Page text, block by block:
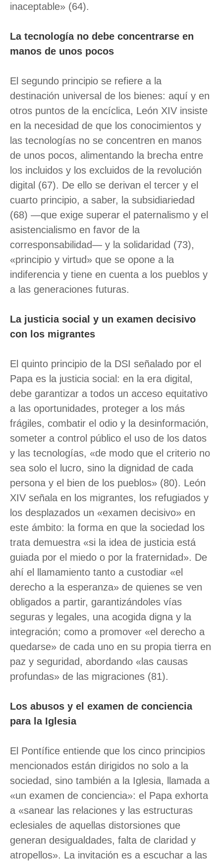
inaceptable» (64).
La tecnología no debe concentrarse en
manos de unos pocos
El segundo principio se refiere a la
destinación universal de los bienes: aquí y en
otros puntos de la encíclica, León XIV insiste
en la necesidad de que los conocimientos y
las tecnologías no se concentren en manos
de unos pocos, alimentando la brecha entre
los incluidos y los excluidos de la revolución
digital (67). De ello se derivan el tercer y el
cuarto principio, a saber, la subsidiariedad
(68) —que exige superar el paternalismo y el
asistencialismo en favor de la
corresponsabilidad— y la solidaridad (73),
«principio y virtud» que se opone a la
indiferencia y tiene en cuenta a los pueblos y
a las generaciones futuras.
La justicia social y un examen decisivo
con los migrantes
El quinto principio de la DSI señalado por el
Papa es la justicia social: en la era digital,
debe garantizar a todos un acceso equitativo
a las oportunidades, proteger a los más
frágiles, combatir el odio y la desinformación,
someter a control público el uso de los datos
y las tecnologías, «de modo que el criterio no
sea solo el lucro, sino la dignidad de cada
persona y el bien de los pueblos» (80). León
XIV señala en los migrantes, los refugiados y
los desplazados un «examen decisivo» en
este ámbito: la forma en que la sociedad los
trata demuestra «si la idea de justicia está
guiada por el miedo o por la fraternidad». De
ahí el llamamiento tanto a custodiar «el
derecho a la esperanza» de quienes se ven
obligados a partir, garantizándoles vías
seguras y legales, una acogida digna y la
integración; como a promover «el derecho a
quedarse» de cada uno en su propia tierra en
paz y seguridad, abordando «las causas
profundas» de las migraciones (81).
Los abusos y el examen de conciencia
para la Iglesia
El Pontífice entiende que los cinco principios
mencionados están dirigidos no solo a la
sociedad, sino también a la Iglesia, llamada a
«un examen de conciencia»: el Papa exhorta
a «sanear las relaciones y las estructuras
eclesiales de aquellas distorsiones que
generan desigualdades, falta de claridad y
atropellos». La invitación es a escuchar a las